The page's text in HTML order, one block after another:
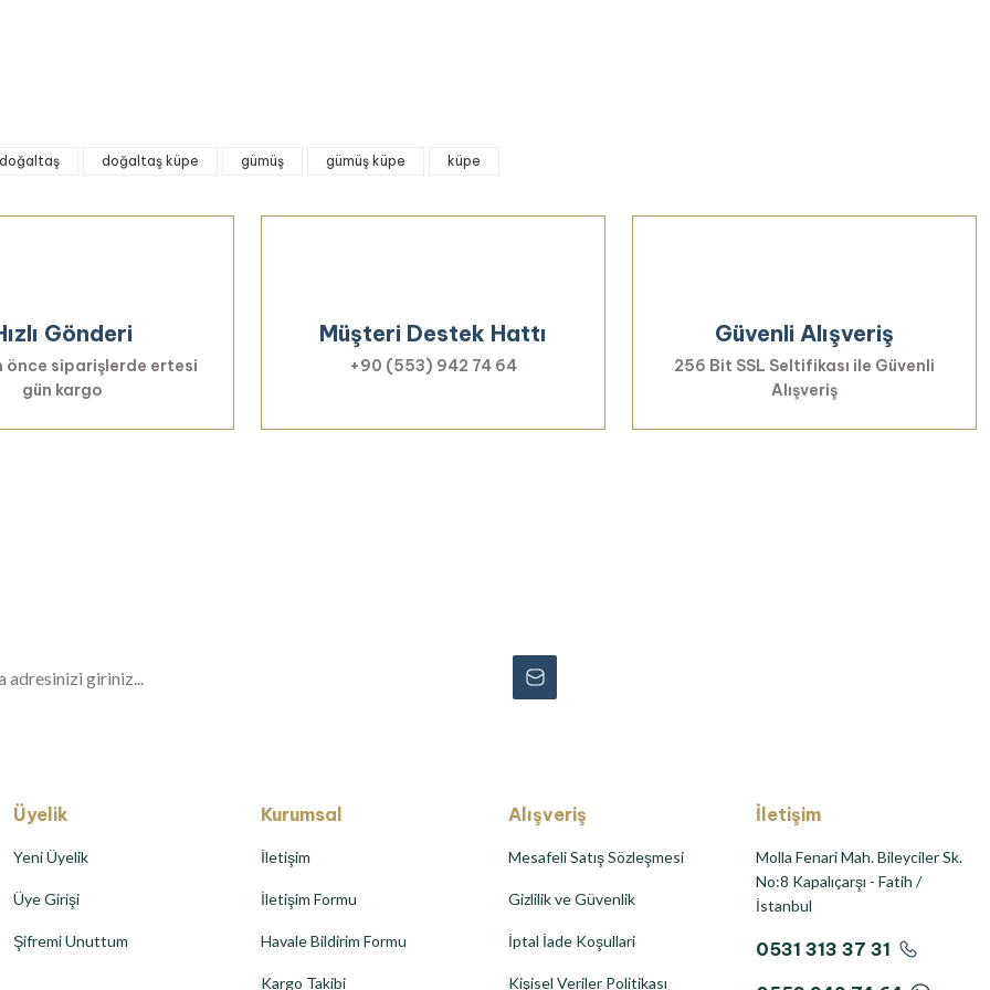
doğaltaş doğaltaş küpe gümüş gümüş küpe küpe
Gönderi
önce siparişlerde ertesi
gün kargo
Müşteri Destek Hattı
+90 (553) 942 74 64
Güvenli Alışveriş
256 Bit SSL Seltifikası ile Güvenli
Alışveriş
Üyelik
Yeni Üyelik
Üye Girişi
Şifremi Unuttum
Kurumsal
İletişim
İletişim Formu
Havale Bildirim Formu
Kargo Takibi
Alışveriş
Mesafeli Satış Sözleşmesi
Gizlilik ve Güvenlik
İptal İade Koşullari
Kişisel Veriler Politikası
İletişim
Molla Fenari Mah. Bileyciler Sk.
No:8 Kapalıçarşı - Fatih /
İstanbul
0531 313 37 31